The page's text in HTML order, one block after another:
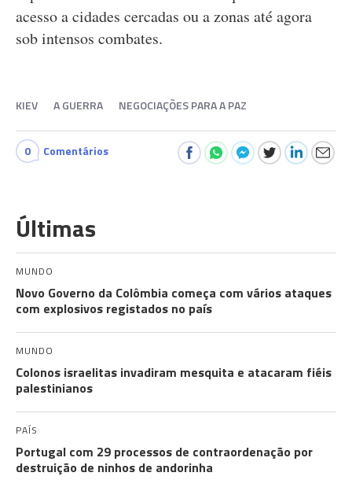
acesso a cidades cercadas ou a zonas até agora
sob intensos combates.
KIEV A GUERRA NEGOCIAÇÕES PARA A PAZ
0 Comentários
Últimas
MUNDO
Novo Governo da Colômbia começa com vários ataques
com explosivos registados no país
MUNDO
Colonos israelitas invadiram mesquita e atacaram fiéis
palestinianos
PAÍS
Portugal com 29 processos de contraordenação por
destruição de ninhos de andorinha